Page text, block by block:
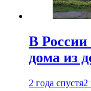
В России
дома из
2 года спустя2